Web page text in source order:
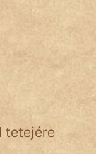
tetejére